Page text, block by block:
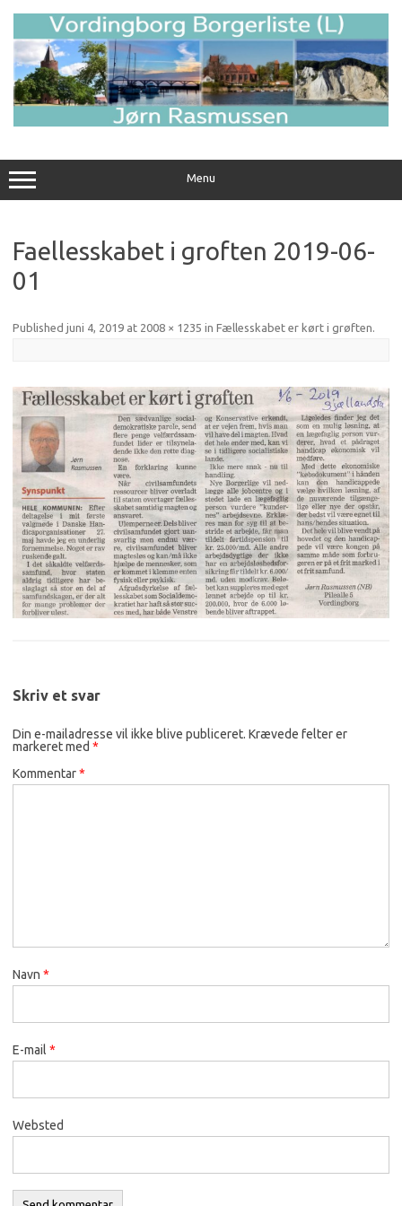
Menu
Faellesskabet i groften 2019-06-
01
Published juni 4, 2019 at 2008 × 1235 in Fællesskabet er kørt i grøften.
Skriv et svar
Din e-mailadresse vil ikke blive publiceret. Krævede felter er
markeret med *
Kommentar*
Navn *
E-mail *
Websted